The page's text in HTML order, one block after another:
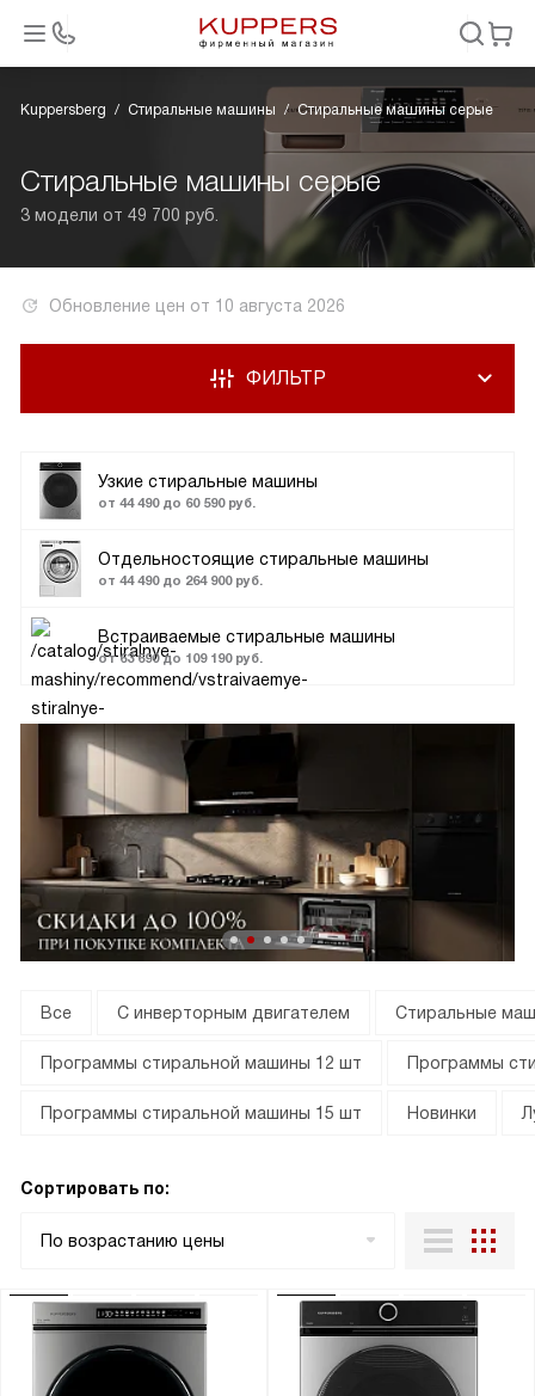
Kuppersberg Стиральные машины Стиральные машины серые
Стиральные машины серые
3 модели от 49 700 руб.
Обновление цен от 10 августа 2026
Узкие стиральные машины
от 44 490 до 60 590 руб.
Отдельностоящие стиральные машины
от 44 490 до 264 900 руб.
Встраиваемые стиральные машины
от 63 690 до 109 190 руб.
ФИЛЬТР
Все С инверторным двигателем Стиральные
Программы стиральной машины 12 шт Программы
Программы стиральной машины 15 шт Новинки
Сортировать по:
По возрастанию цены